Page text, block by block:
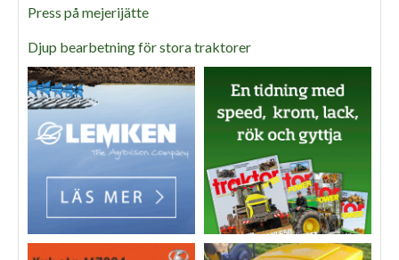
Press på mejerijätte
Djup bearbetning för stora traktorer